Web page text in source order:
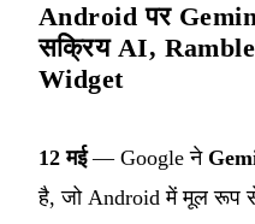
Android पर
सक्रिय AI,
Widget
12 मई— Google ने
है, जो Android में मूल रूप